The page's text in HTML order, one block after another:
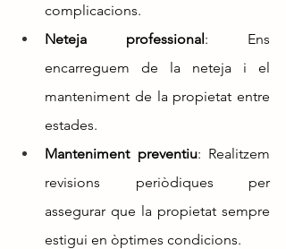
complicacions.
Neteja professional: Ens
encarreguem de la neteja i el
manteniment de la propietat entre
estades.
Manteniment preventiu: Realitzem
revisions periòdiques per
assegurar que la propietat sempre
estigui en òptimes condicions.